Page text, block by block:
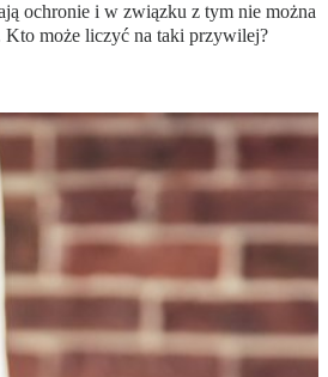
ochronie i w związku z tym nie można
może liczyć na taki przywilej?